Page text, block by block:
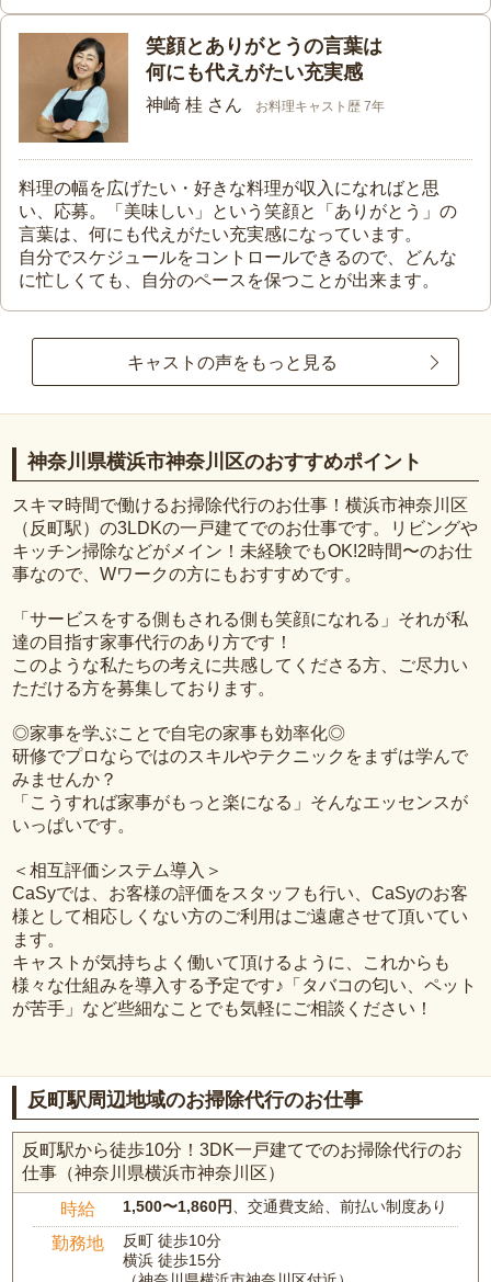
笑顔とありがとうの言葉は
何にも代えがたい充実感
神崎 桂 さん お料理キャスト歴 7年
料理の幅を広げたい・好きな料理が収入になればと思
い、応募。「美味しい」という笑顔と「ありがとう」の
言葉は、何にも代えがたい充実感になっています。
自分でスケジュールをコントロールできるので、どんな
に忙しくても、自分のペースを保つことが出来ます。
キャストの声をもっと見る
神奈川県横浜市神奈川区のおすすめポイント
スキマ時間で働けるお掃除代行のお仕事！横浜市神奈川区
（反町駅）の3LDKの一戸建てでのお仕事です。リビングや
キッチン掃除などがメイン！未経験でもOK!2時間〜のお仕
事なので、Wワークの方にもおすすめです。
「サービスをする側もされる側も笑顔になれる」それが私
達の目指す家事代行のあり方です！
このような私たちの考えに共感してくださる方、ご尽力い
ただける方を募集しております。
◎家事を学ぶことで自宅の家事も効率化◎
研修でプロならではのスキルやテクニックをまずは学んで
みませんか？
「こうすれば家事がもっと楽になる」そんなエッセンスが
いっぱいです。
＜相互評価システム導入＞
CaSyでは、お客様の評価をスタッフも行い、CaSyのお客
様として相応しくない方のご利用はご遠慮させて頂いてい
ます。
キャストが気持ちよく働いて頂けるように、これからも
様々な仕組みを導入する予定です♪「タバコの匂い、ペット
が苦手」など些細なことでも気軽にご相談ください！
反町駅周辺地域のお掃除代行のお仕事
反町駅から徒歩10分！3DK一戸建てでのお掃除代行のお
仕事（神奈川県横浜市神奈川区）
時給 1,500〜1,860円、交通費支給、前払い制度あり
勤務地
反町 徒歩10分
横浜 徒歩15分